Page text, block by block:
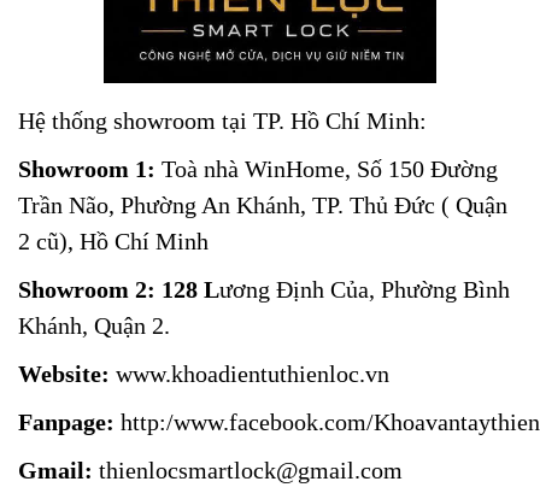
Hệ thống showroom tại TP. Hồ Chí Minh:
Showroom 1: Toà nhà WinHome, Số 150 Đường
Trần Não, Phường An Khánh, TP. Thủ Đức ( Quận
2 cũ), Hồ Chí Minh
Showroom 2: 128 Lương Định Của, Phường Bình
Khánh, Quận 2.
Website: www.khoadientuthienloc.vn
Fanpage: http:/www.facebook.com/
Gmail: thienlocsmartlock@gmail.com